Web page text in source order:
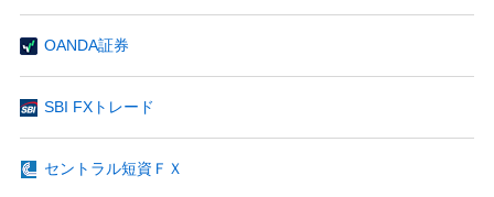
OANDA証券
SBI FXトレード
セントラル短資ＦＸ